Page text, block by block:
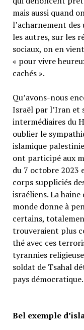
mais aussi quand
l’acharnement
les autres, sur les
sociaux, on en
« pour vivre
cachés ».
Qu’avons-nous
Israël par l’Iran et
intermédiaires du
oublier le
islamique
ont participé aux
du 7 octobre 2023
corps suppliciés
israéliens. La
monde donne à
certains,
trouveraient plus
thé avec ces
tyrannies
soldat de Tsahal
pays démocratique.
Bel exemple